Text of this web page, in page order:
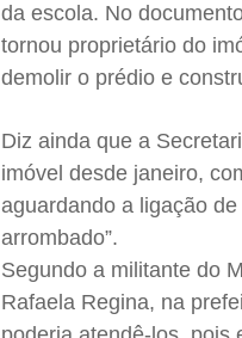
da escola. No
tornou proprietário do
demolir o prédio e
Diz ainda que a
imóvel desde janeiro,
aguardando a ligação
arrombado”.
Segundo a militante do
Rafaela Regina, na